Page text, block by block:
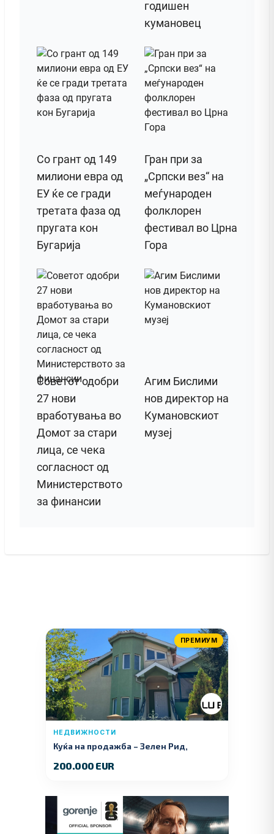
годишен
кумановец
Со грант од 149
милиони евра од
ЕУ ќе се гради
третата фаза од
пругата кон
Бугарија
Гран при за
„Српски вез“ на
меѓународен
фолклорен
фестивал во Црна
Гора
Советот одобри
27 нови
вработувања во
Домот за стари
лица, се чека
согласност од
Министерството
за финансии
Агим Бислими
нов директор на
Кумановскиот
музеј
ПРЕМИУМ
НЕДВИЖНОСТИ
Куќа на продажба – Зелeн Рид,
200.000 EUR